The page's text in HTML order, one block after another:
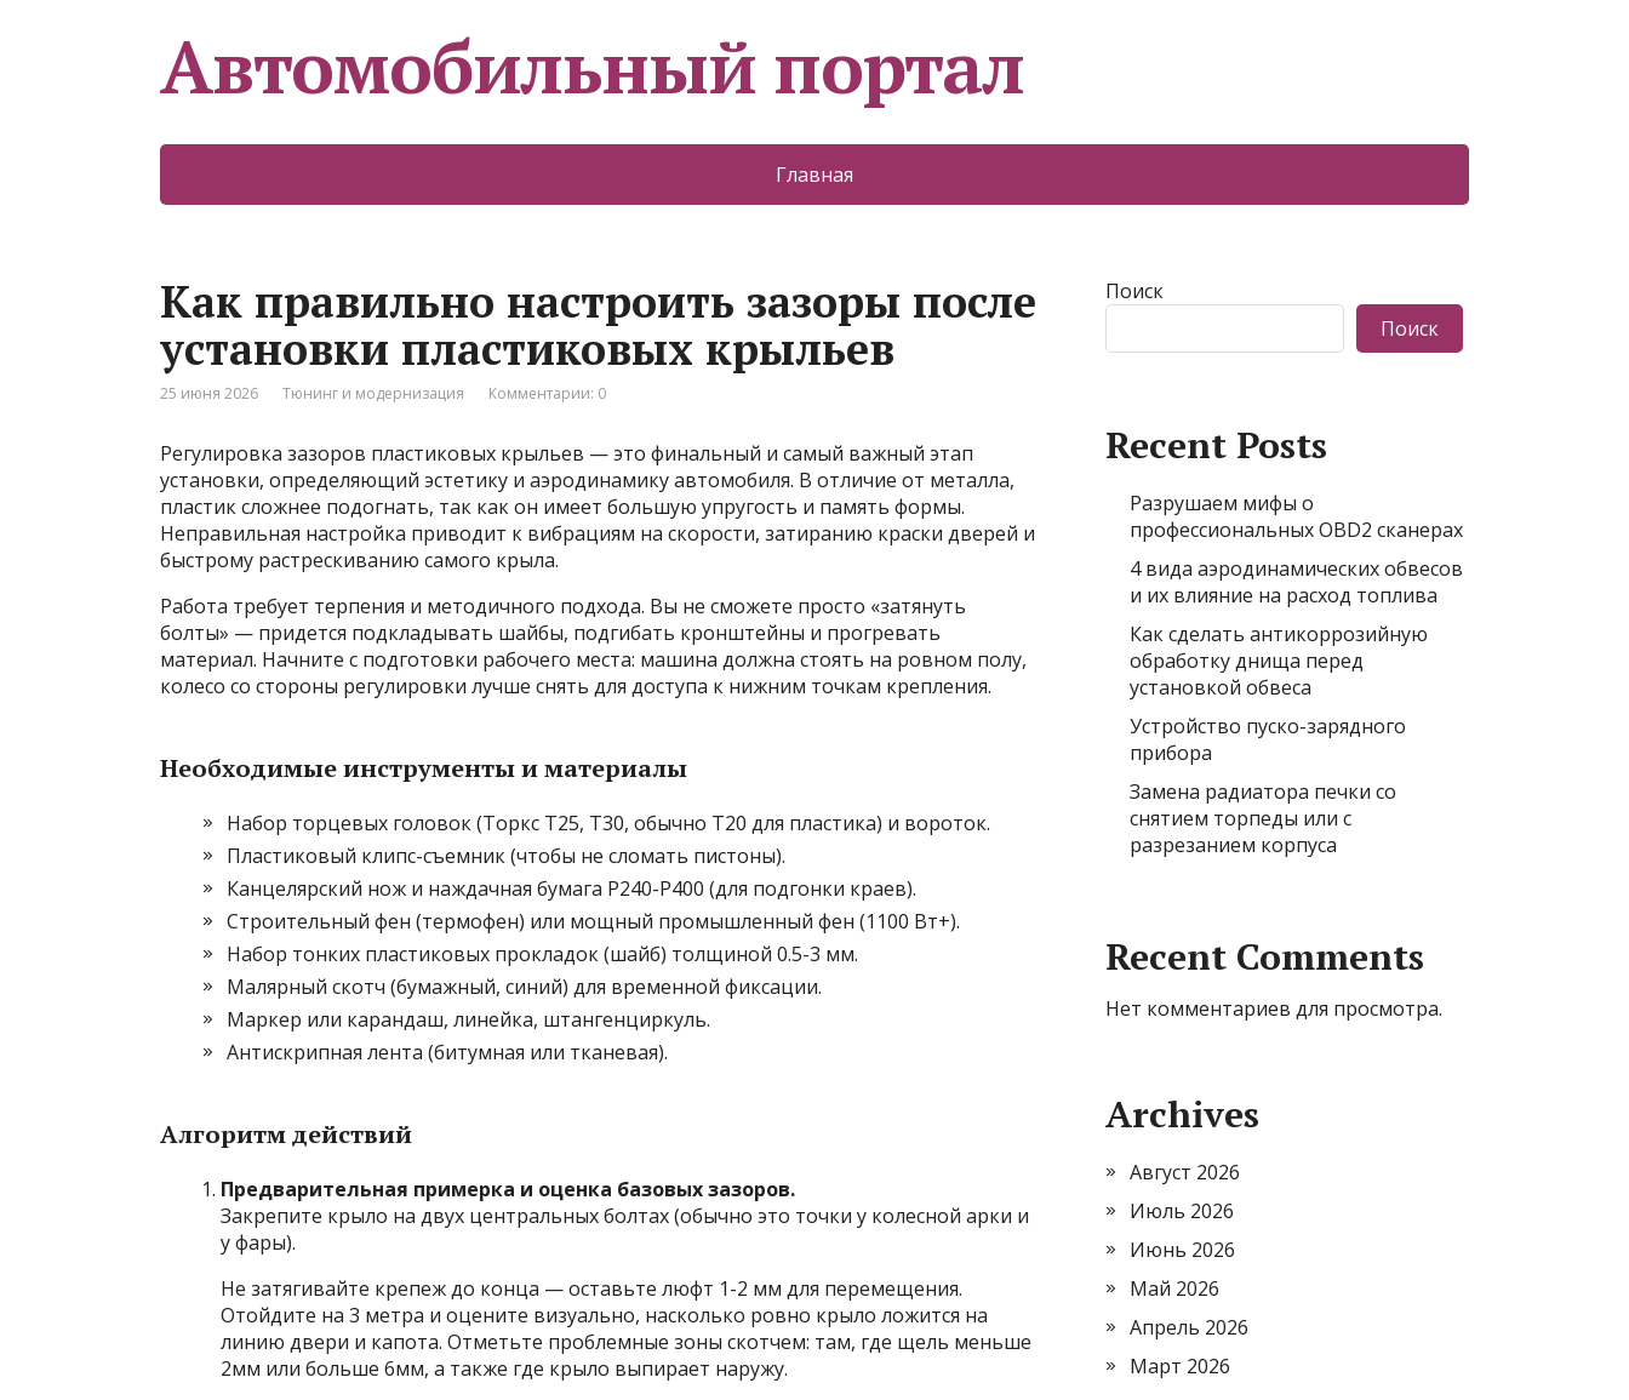
Автомобильный портал
Главная
Как правильно настроить зазоры после
установки пластиковых крыльев
25 июня 2026 Тюнинг и модернизация Комментарии: 0
Регулировка зазоров пластиковых крыльев — это финальный и самый важный этап
установки, определяющий эстетику и аэродинамику автомобиля. В отличие от металла,
пластик сложнее подогнать, так как он имеет большую упругость и память формы.
Неправильная настройка приводит к вибрациям на скорости, затиранию краски дверей и
быстрому растрескиванию самого крыла.
Работа требует терпения и методичного подхода. Вы не сможете просто «затянуть
болты» — придется подкладывать шайбы, подгибать кронштейны и прогревать
материал. Начните с подготовки рабочего места: машина должна стоять на ровном полу,
колесо со стороны регулировки лучше снять для доступа к нижним точкам крепления.
Необходимые инструменты и материалы
Набор торцевых головок (Торкс T25, T30, обычно T20 для пластика) и вороток.
Пластиковый клипс-съемник (чтобы не сломать пистоны).
Канцелярский нож и наждачная бумага P240-P400 (для подгонки краев).
Строительный фен (термофен) или мощный промышленный фен (1100 Вт+).
Набор тонких пластиковых прокладок (шайб) толщиной 0.5-3 мм.
Малярный скотч (бумажный, синий) для временной фиксации.
Маркер или карандаш, линейка, штангенциркуль.
Антискрипная лента (битумная или тканевая).
Алгоритм действий
Предварительная примерка и оценка базовых зазоров.
Закрепите крыло на двух центральных болтах (обычно это точки у колесной арки и
у фары).
Не затягивайте крепеж до конца — оставьте люфт 1-2 мм для перемещения.
Отойдите на 3 метра и оцените визуально, насколько ровно крыло ложится на
линию двери и капота. Отметьте проблемные зоны скотчем: там, где щель меньше
2мм или больше 6мм, а также где крыло выпирает наружу.
Поиск
Поиск
Recent Posts
Разрушаем мифы о
профессиональных OBD2 сканерах
4 вида аэродинамических обвесов
и их влияние на расход топлива
Как сделать антикоррозийную
обработку днища перед
установкой обвеса
Устройство пуско-зарядного
прибора
Замена радиатора печки со
снятием торпеды или с
разрезанием корпуса
Recent Comments
Нет комментариев для просмотра.
Archives
Август 2026
Июль 2026
Июнь 2026
Май 2026
Апрель 2026
Март 2026